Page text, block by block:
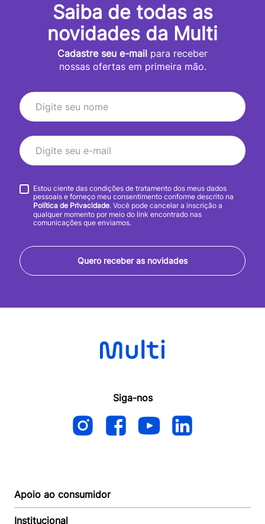
Saiba de todas as
novidades da Multi
Cadastre seu e-mail para receber
nossas ofertas em primeira mão.
Quero receber as novidades
Estou ciente das condições de tratamento dos meus dados
pessoais e forneço meu consentimento conforme descrito na
Política de Privacidade. Você pode cancelar a inscrição a
qualquer momento por meio do link encontrado nas
comunicações que enviamos.
Siga-nos
Apoio ao consumidor
Autoatendimento
Institucional